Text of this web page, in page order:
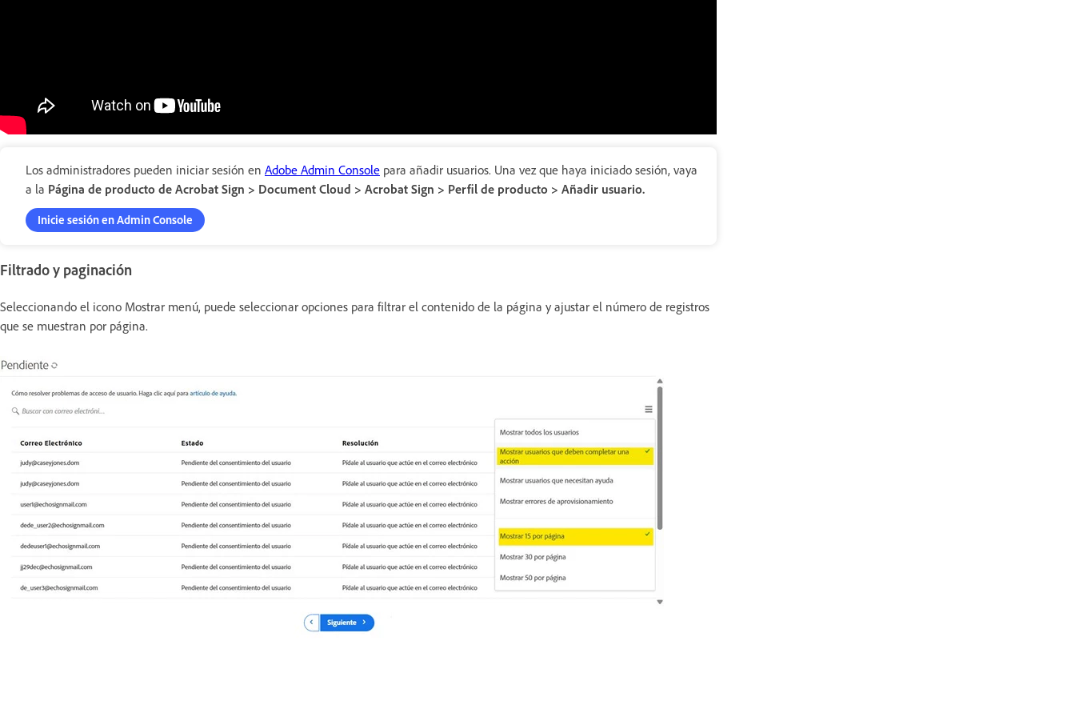
Los administradores pueden iniciar sesión en Adobe Admin Console para añadir usuarios. Una vez que haya iniciado sesión, vaya
a la Página de producto de Acrobat Sign > Document Cloud > Acrobat Sign > Perfil de producto > Añadir usuario.
Inicie sesión en Admin Console
Filtrado y paginación
Seleccionando el icono Mostrar menú, puede seleccionar opciones para filtrar el contenido de la página y ajustar el número de registros
que se muestran por página.